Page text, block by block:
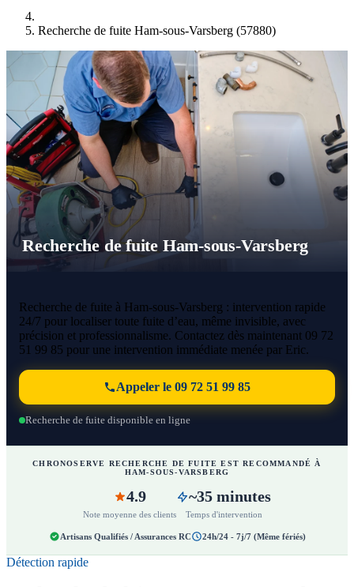
Recherche de fuite Ham-sous-Varsberg (57880)
Recherche de fuite Ham-sous-Varsberg
Recherche de fuite à Ham-sous-Varsberg : intervention rapide
24/7 pour localiser toute fuite d’eau, même invisible, avec
précision et professionnalisme. Contactez dès maintenant 09 72
51 99 85 pour une intervention immédiate menée par Eric.
Appeler le 09 72 51 99 85
Recherche de fuite disponible en ligne
CHRONOSERVE RECHERCHE DE FUITE EST RECOMMANDÉ À
HAM-SOUS-VARSBERG
4.9
Note moyenne des clients
~35 minutes
Temps d'intervention
Artisans Qualifiés / Assurances RC 24h/24 - 7j/7 (Même fériés)
Détection rapide